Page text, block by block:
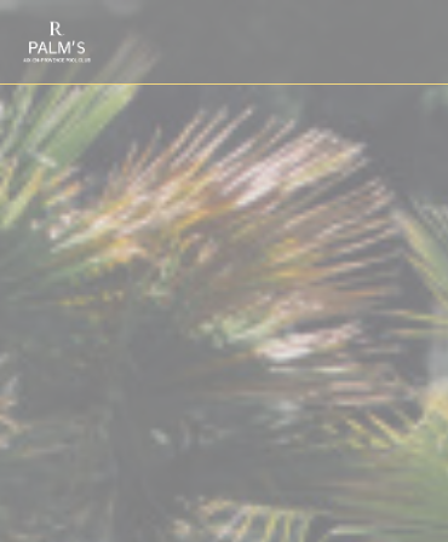
Personnalisation de vos choix en matière de cookies